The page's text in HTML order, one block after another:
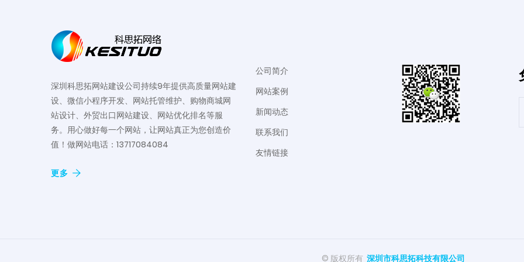
深圳科思拓网站建设公司持续9年提供高质量网站建
设、微信小程序开发、网站托管维护、购物商城网
站设计、外贸出口网站建设、网站优化排名等服
务。用心做好每一个网站，让网站真正为您创造价
值！做网站电话：13717084084
更多
公司简介
网站案例
新闻动态
联系我们
友情链接
© 版权所有 深圳市科思拓科技有限公司